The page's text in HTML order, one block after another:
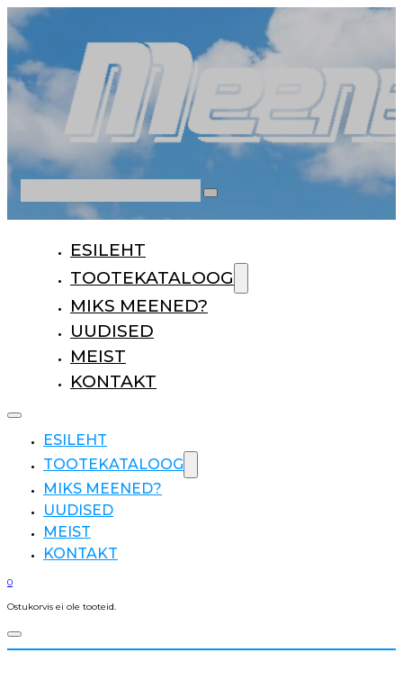
ESILEHT
TOOTEKATALOOG
MIKS MEENED?
UUDISED
MEIST
KONTAKT
ESILEHT
TOOTEKATALOOG
MIKS MEENED?
UUDISED
MEIST
KONTAKT
0
Ostukorvis ei ole tooteid.